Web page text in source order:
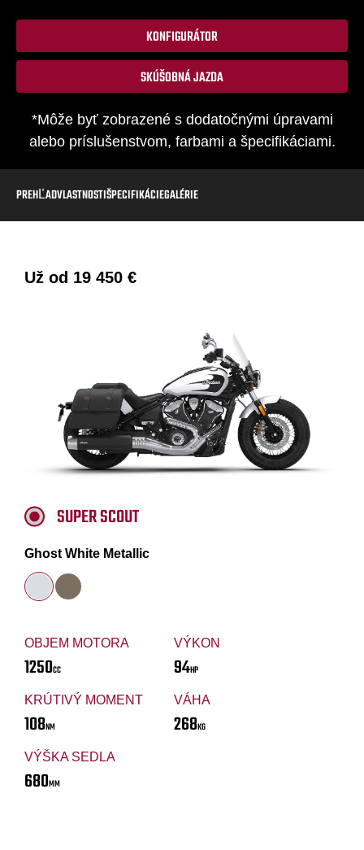
KONFIGURÁTOR
SKÚŠOBNÁ JAZDA
*Môže byť zobrazené s dodatočnými úpravami
alebo príslušenstvom, farbami a špecifikáciami.
PREHĽADVLASTNOSTIŠPECIFIKÁCIEGALÉRIE
Už od 19 450 €
OBJEM MOTORA
1250CC
VÝKON
94HP
KRÚTIVÝ MOMENT
108NM
VÁHA
268KG
VÝŠKA SEDLA
680MM
SUPER SCOUT
Ghost White Metallic